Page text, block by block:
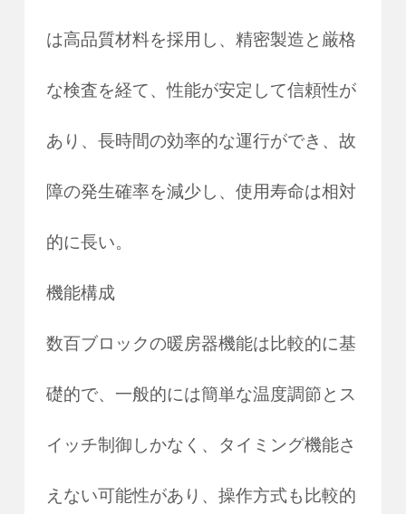
は高品質材料を採用し、精密製造と厳格
な検査を経て、性能が安定して信頼性が
あり、長時間の効率的な運行ができ、故
障の発生確率を減少し、使用寿命は相対
的に長い。
機能構成
数百ブロックの暖房器機能は比較的に基
礎的で、一般的には簡単な温度調節とス
イッチ制御しかなく、タイミング機能さ
えない可能性があり、操作方式も比較的